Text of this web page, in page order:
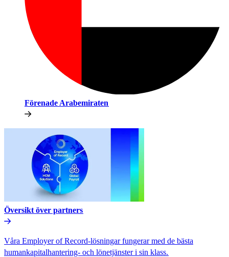
Förenade Arabemiraten​​
Översikt över partners​​
Våra Employer of Record-lösningar fungerar med de bästa
humankapitalhantering- och lönetjänster i sin klass.​​